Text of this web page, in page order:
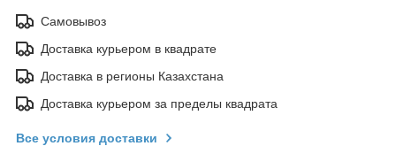
Самовывоз
Доставка курьером в квадрате
Доставка в регионы Казахстана
Доставка курьером за пределы квадрата
Все условия доставки